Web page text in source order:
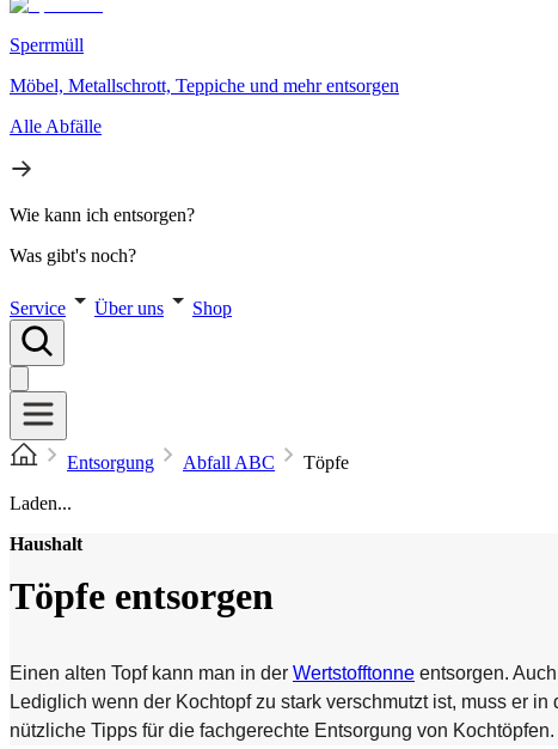
Sperrmüll
Möbel, Metallschrott, Teppiche und mehr entsorgen
Alle Abfälle
Wie kann ich entsorgen?
Was gibt's noch?
Service Über uns Shop
Entsorgung Abfall ABC
Töpfe
Laden...
Haushalt
Töpfe entsorgen
Einen alten Topf kann man in der Wertstofftonne entsorgen.
Lediglich wenn der Kochtopf zu stark verschmutzt ist, muss er in
nützliche Tipps für die fachgerechte Entsorgung von Kochtöpfen.